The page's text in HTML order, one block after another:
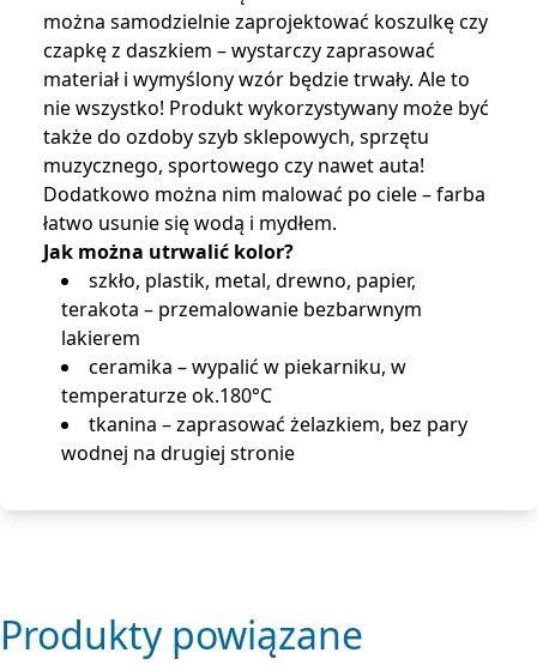
można samodzielnie zaprojektować koszulkę czy
czapkę z daszkiem – wystarczy zaprasować
materiał i wymyślony wzór będzie trwały. Ale to
nie wszystko! Produkt wykorzystywany może być
także do ozdoby szyb sklepowych, sprzętu
muzycznego, sportowego czy nawet auta!
Dodatkowo można nim malować po ciele – farba
łatwo usunie się wodą i mydłem.
Jak można utrwalić kolor?
szkło, plastik, metal, drewno, papier,
terakota – przemalowanie bezbarwnym
lakierem
ceramika – wypalić w piekarniku, w
temperaturze ok.180°C
tkanina – zaprasować żelazkiem, bez pary
wodnej na drugiej stronie
Produkty powiązane